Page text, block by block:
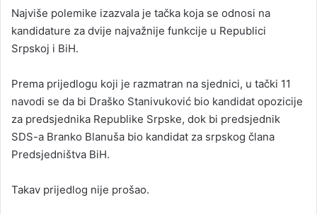
Najviše polemike izazvala je tačka koja se odnosi na
kandidature za dvije najvažnije funkcije u Republici
Srpskoj i BiH.
Prema prijedlogu koji je razmatran na sjednici, u tački 11
navodi se da bi Draško Stanivuković bio kandidat opozicije
za predsjednika Republike Srpske, dok bi predsjednik
SDS-a Branko Blanuša bio kandidat za srpskog člana
Predsjedništva BiH.
Takav prijedlog nije prošao.